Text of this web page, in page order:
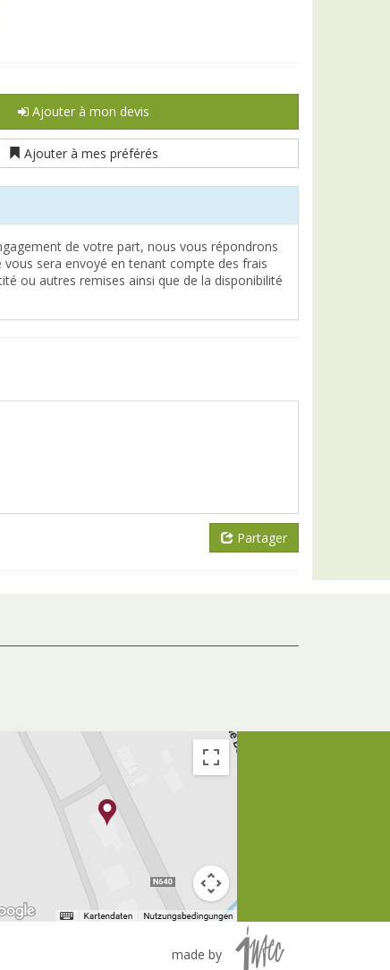
Ajouter à mon devis
Ajouter à mes préférés
de votre part, nous vous répondrons
vous sera envoyé en tenant compte des frais
ou autres remises ainsi que de la disponibilité
Partager
made by